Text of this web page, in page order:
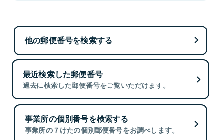
他の郵便番号を検索する
最近検索した郵便番号
過去に検索した郵便番号をご覧いただけます。
事業所の個別番号を検索する
事業所の７けたの個別郵便番号をお調べします。